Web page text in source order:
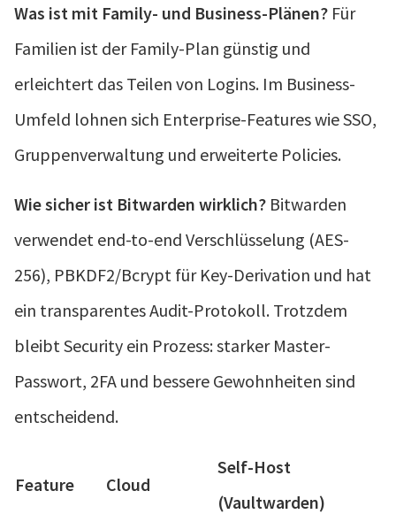
Was ist mit Family- und Business-Plänen? Für
Familien ist der Family-Plan günstig und
erleichtert das Teilen von Logins. Im Business-
Umfeld lohnen sich Enterprise-Features wie SSO,
Gruppenverwaltung und erweiterte Policies.
Wie sicher ist Bitwarden wirklich? Bitwarden
verwendet end-to-end Verschlüsselung (AES-
256), PBKDF2/Bcrypt für Key-Derivation und hat
ein transparentes Audit-Protokoll. Trotzdem
bleibt Security ein Prozess: starker Master-
Passwort, 2FA und bessere Gewohnheiten sind
entscheidend.
Feature Cloud
Self-Host
(Vaultwarden)